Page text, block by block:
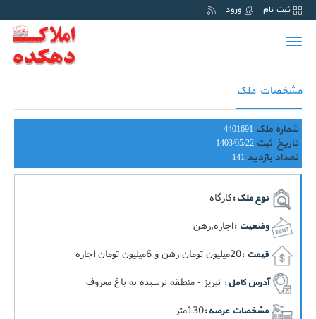
ثبت نام ورود
Toggle
مشخصات ملک
شماره ملک 4401691
تاریخ ثبت 1403/05/22
تعداد بازدید 141
نوع ملک :کارگاه
وضعیت :اجاره,رهن
قیمت :20ميليون تومان رهن و 6ميليون تومان اجاره
آدرس کامل : تبریز - منطقه نرسیده به باغ معروف
مشخصات عرصه :130متر